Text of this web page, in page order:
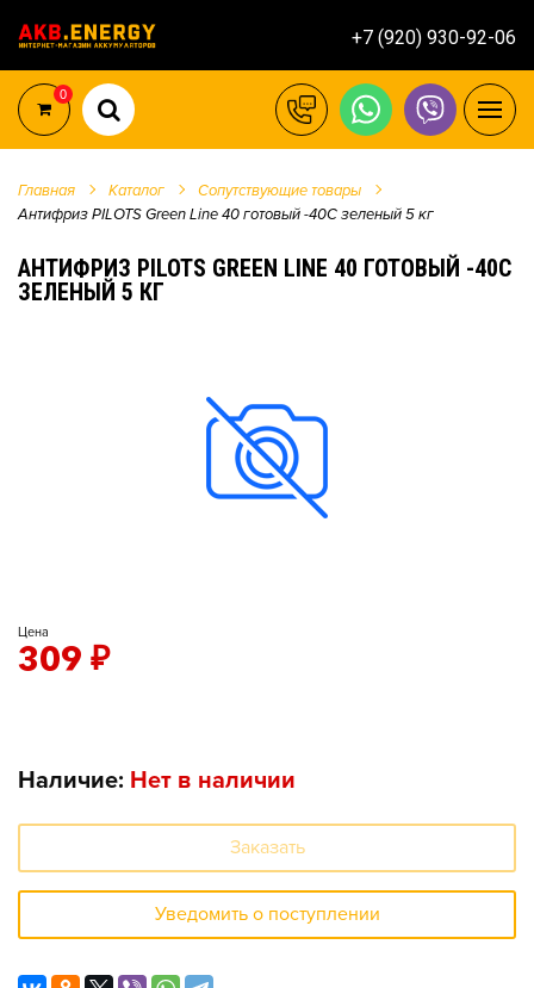
+7 (920) 930-92-06
0
Главная Каталог
Сопутствующие товары
Антифриз PILOTS Green Line 40 готовый -40C зеленый 5 кг
АНТИФРИЗ PILOTS GREEN LINE 40 ГОТОВЫЙ -40C
ЗЕЛЕНЫЙ 5 КГ
Цена
309 ₽
Наличие: Нет в наличии
Заказать
Уведомить о поступлении